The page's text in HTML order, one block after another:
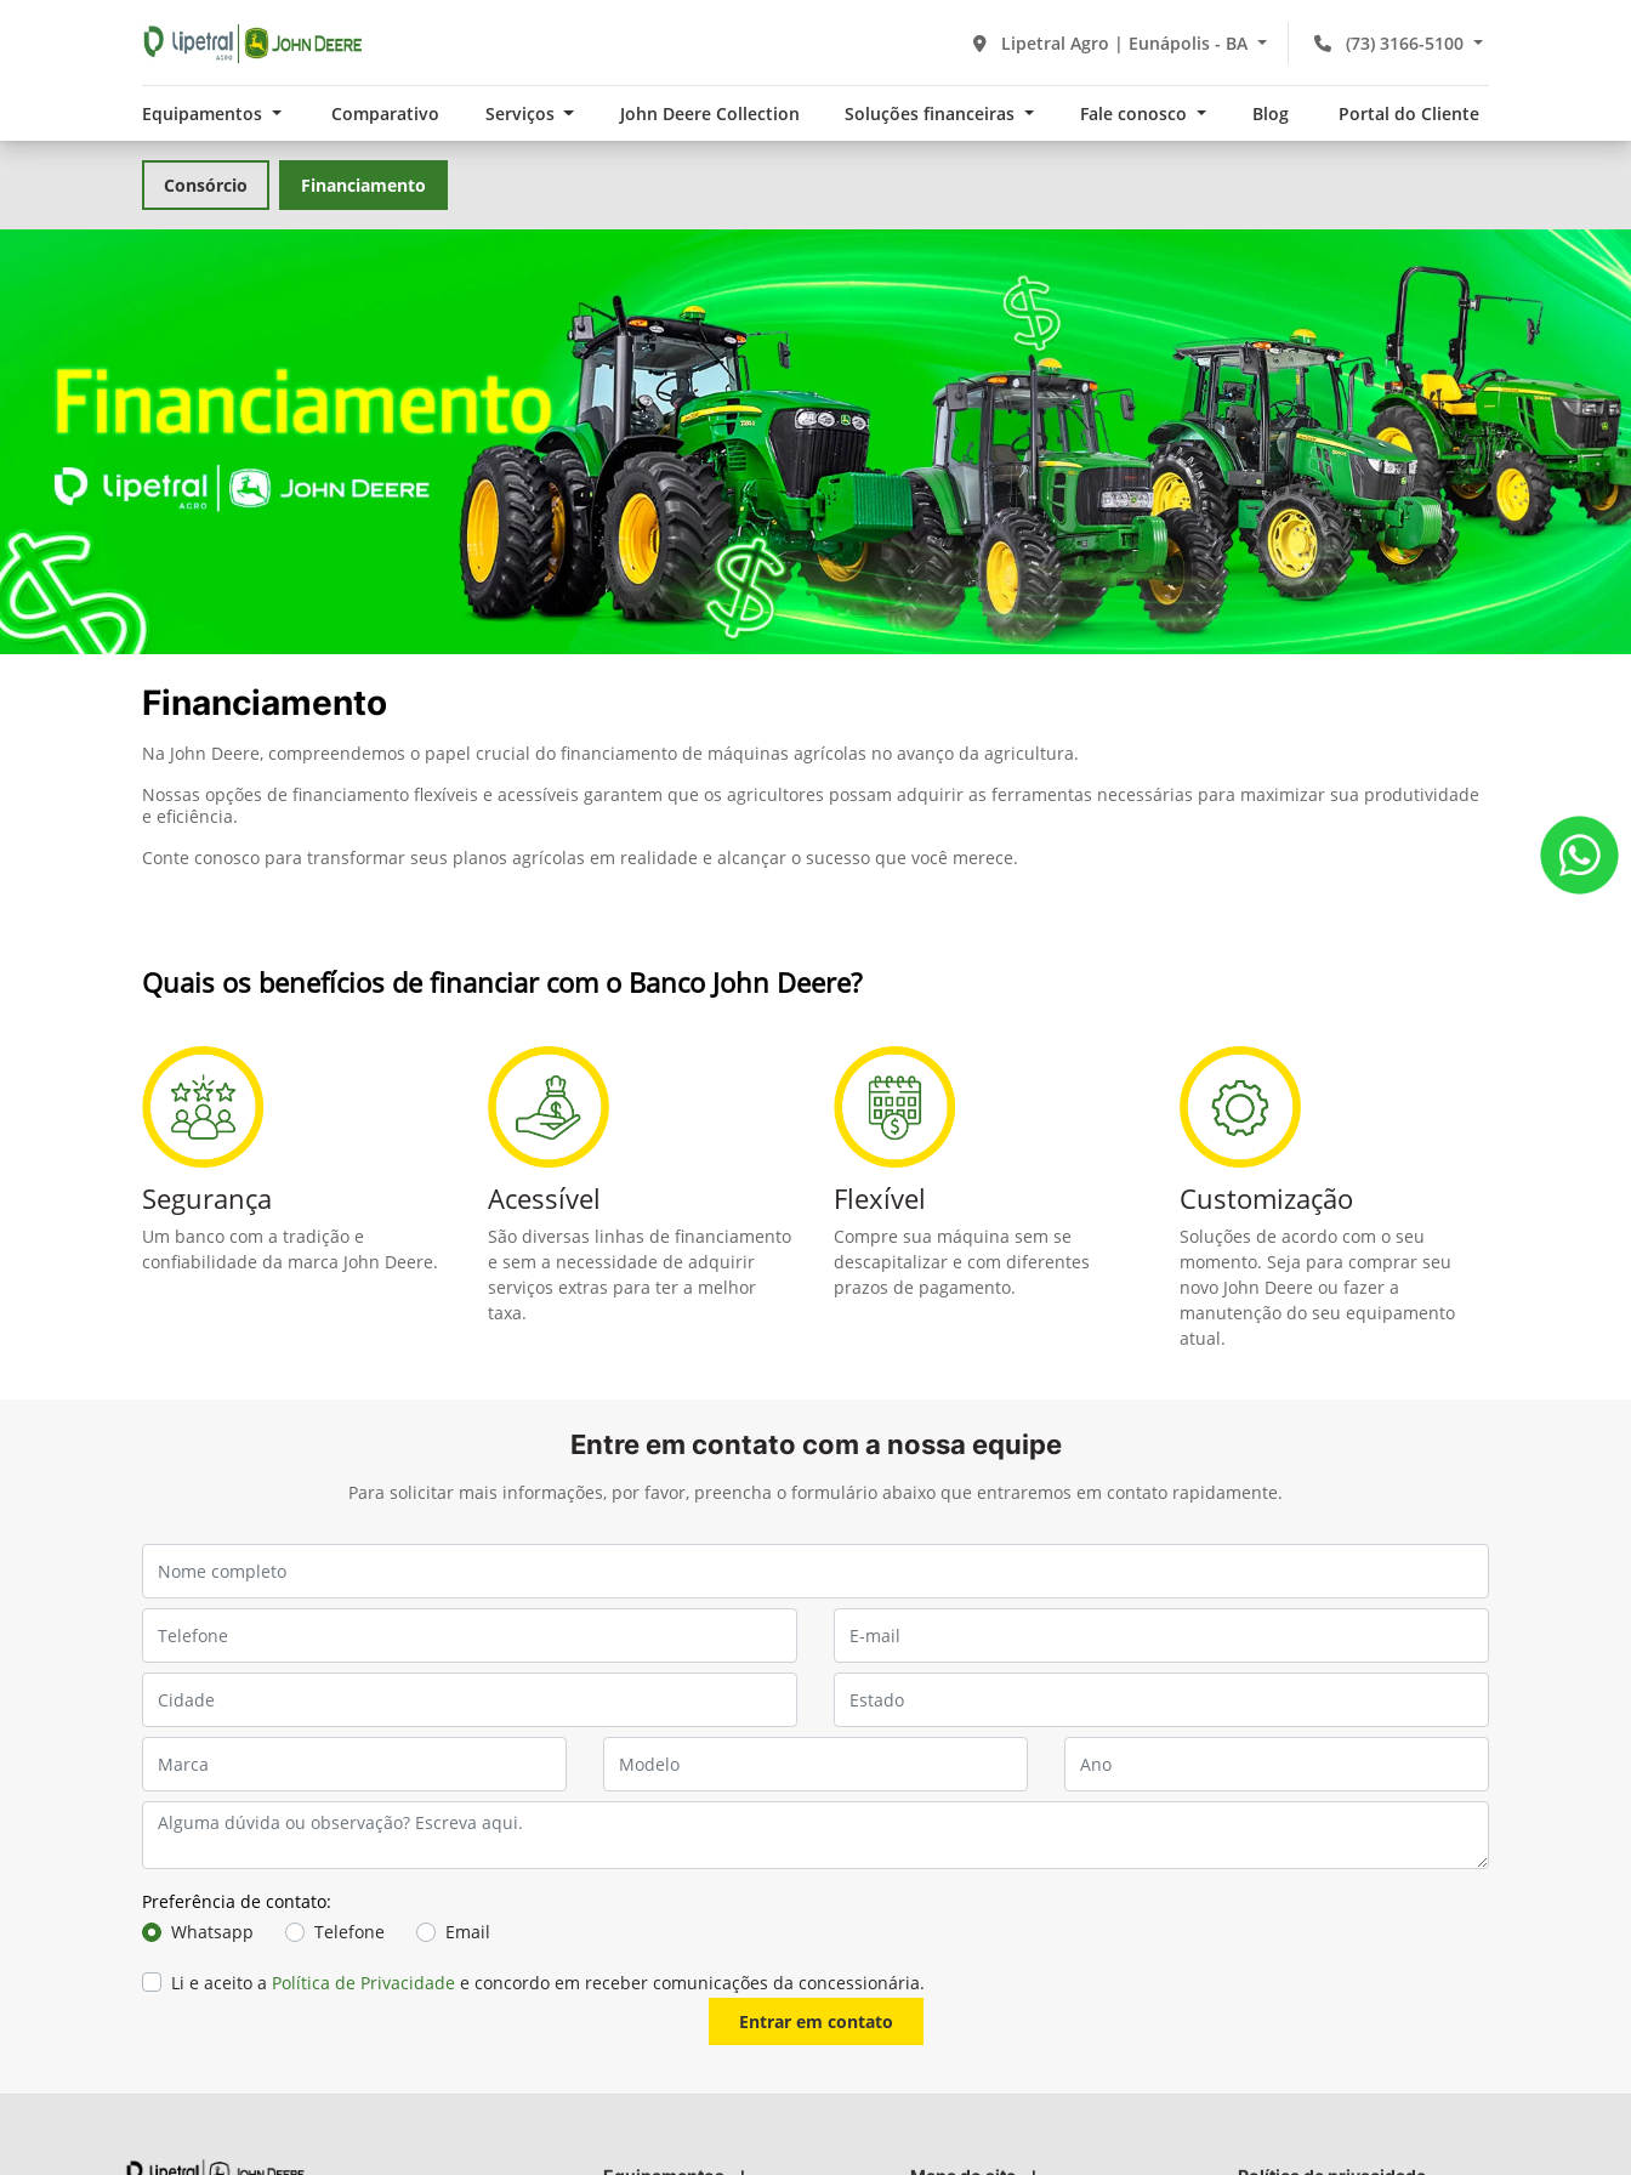
(73) 3166-5100
Lipetral Agro | Eunápolis - BA
Equipamentos Comparativo Serviços John Deere Collection Soluções financeiras Fale conosco Blog Portal do Cliente
Consórcio Financiamento
Financiamento
Na John Deere, compreendemos o papel crucial do financiamento de máquinas agrícolas no avanço da agricultura.
Nossas opções de financiamento flexíveis e acessíveis garantem que os agricultores possam adquirir as ferramentas necessárias para maximizar sua produtividade
e eficiência.
Conte conosco para transformar seus planos agrícolas em realidade e alcançar o sucesso que você merece.
Quais os benefícios de financiar com o Banco John Deere?
Segurança
Um banco com a tradição e
confiabilidade da marca John Deere.
Acessível
São diversas linhas de financiamento
e sem a necessidade de adquirir
serviços extras para ter a melhor
taxa.
Flexível
Compre sua máquina sem se
descapitalizar e com diferentes
prazos de pagamento.
Customização
Soluções de acordo com o seu
momento. Seja para comprar seu
novo John Deere ou fazer a
manutenção do seu equipamento
atual.
Entre em contato com a nossa equipe
Para solicitar mais informações, por favor, preencha o formulário abaixo que entraremos em contato rapidamente.
Preferência de contato:
Whatsapp
Telefone Email
Li e aceito a Política de Privacidade e concordo em receber comunicações da concessionária.
Entrar em contato